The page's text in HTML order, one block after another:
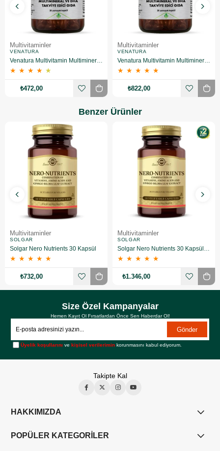
Multivitaminler
VENATURA
Venatura Multivitamin Multimineral ve DHA 30 Kapsül
★ ★ ★ ★ ★
₺472,00
Multivitaminler
VENATURA
Venatura Multivitamin Multimineral ve DHA 30 Kapsül 2 Adet
★ ★ ★ ★ ★
₺822,00
Benzer Ürünler
Multivitaminler
SOLGAR
Solgar Nero Nutrients 30 Kapsül
★ ★ ★ ★ ★
₺732,00
Multivitaminler
SOLGAR
Solgar Nero Nutrients 30 Kapsül 2 Adet
★ ★ ★ ★ ★
₺1.346,00
Size Özel Kampanyalar
Hemen Kayıt Ol Fırsatlardan Önce Sen Haberdar Ol!
Gönder
Üyelik koşullarını vekişisel verilerimin korunmasını kabul ediyorum.
Takipte Kal
HAKKIMIZDA
POPÜLER KATEGORİLER